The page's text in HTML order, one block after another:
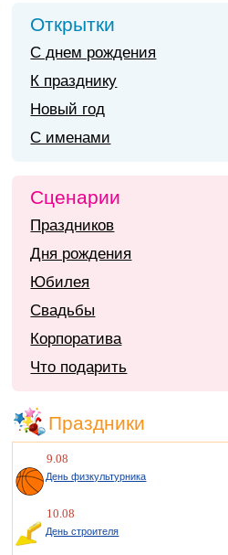
Открытки
С днем рождения
К празднику
Новый год
С именами
Сценарии
Праздников
Дня рождения
Юбилея
Свадьбы
Корпоратива
Что подарить
Праздники
9.08
День физкультурника
10.08
День строителя